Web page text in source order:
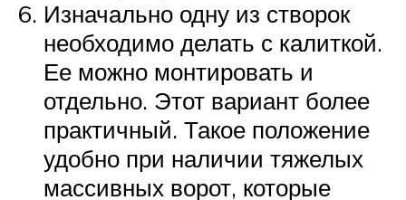
Изначально одну из створок
необходимо делать с калиткой.
Ее можно монтировать и
отдельно. Этот вариант более
практичный. Такое положение
удобно при наличии тяжелых
массивных ворот, которые